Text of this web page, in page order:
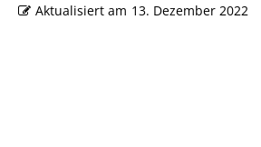
Aktualisiert am 13. Dezember 2022